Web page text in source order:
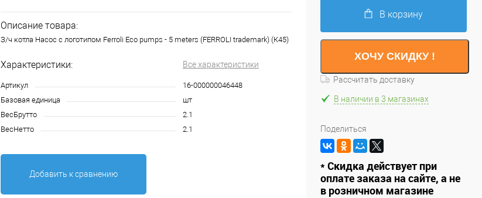
Описание товара:
З/ч котла Насос с логотипом Ferroli Eco pumps - 5 meters (FERROLI trademark) (К45)
Характеристики: Все характеристики
Артикул
16-000000046448
Базовая единица
шт
ВесБрутто
2.1
ВесНетто
2.1
Добавить к сравнению
В корзину
ХОЧУ СКИДКУ !
Рассчитать доставку
В наличии в 3 магазинах
Поделиться
* Скидка действует при
оплате заказа на сайте, а не
в розничном магазине